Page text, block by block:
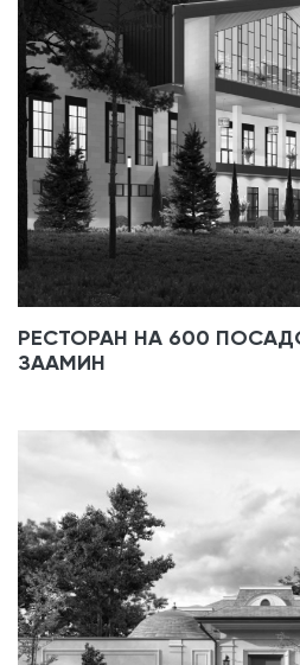
РЕСТОРАН НА 600
ЗААМИН